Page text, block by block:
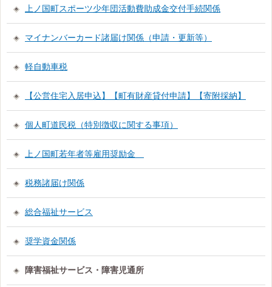
上ノ国町スポーツ少年団活動費助成金交付手続関係
マイナンバーカード諸届け関係（申請・更新等）
軽自動車税
【公営住宅入居申込】【町有財産貸付申請】【寄附採納】
個人町道民税（特別徴収に関する事項）
上ノ国町若年者等雇用奨励金
税務諸届け関係
総合福祉サービス
奨学資金関係
障害福祉サービス・障害児通所